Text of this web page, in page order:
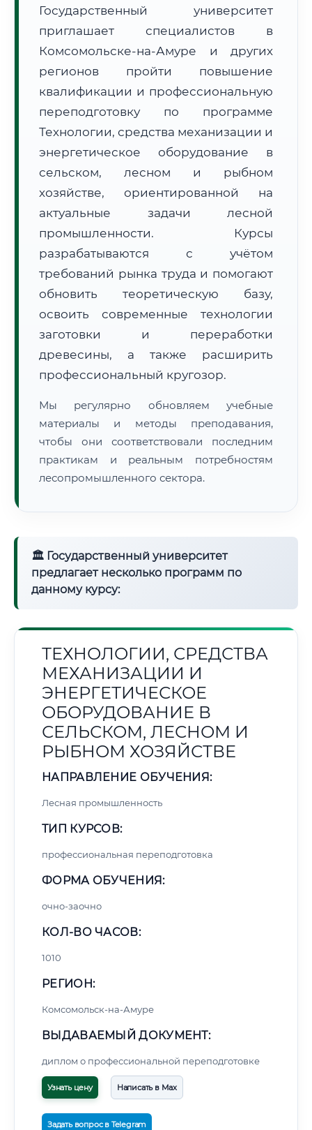
Расчет логистики оригиналов:
• Маршрут транзита: ~3 577 км
• Экспресс-доставка СДЭК / Почтой:
Нажмите на документ для увеличения и просмотра
Государственный университет
приглашает специалистов в
Комсомольске-на-Амуре и других
регионов пройти повышение
квалификации и профессиональную
переподготовку по программе
Технологии, средства механизации и
энергетическое оборудование в
сельском, лесном и рыбном
хозяйстве, ориентированной на
актуальные задачи лесной
промышленности. Курсы
разрабатываются с учётом
требований рынка труда и помогают
обновить теоретическую базу,
освоить современные технологии
заготовки и переработки
древесины, а также расширить
профессиональный кругозор.
Мы регулярно обновляем учебные
материалы и методы преподавания,
чтобы они соответствовали последним
практикам и реальным потребностям
лесопромышленного сектора.
🏛 Государственный университет
предлагает несколько программ по
данному курсу:
ТЕХНОЛОГИИ, СРЕДСТВА
МЕХАНИЗАЦИИ И
ЭНЕРГЕТИЧЕСКОЕ
ОБОРУДОВАНИЕ В
СЕЛЬСКОМ, ЛЕСНОМ И
РЫБНОМ ХОЗЯЙСТВЕ
НАПРАВЛЕНИЕ ОБУЧЕНИЯ:
Лесная промышленность
ТИП КУРСОВ:
профессиональная переподготовка
ФОРМА ОБУЧЕНИЯ:
очно-заочно
КОЛ-ВО ЧАСОВ:
1010
РЕГИОН:
Комсомольск-на-Амуре
ВЫДАВАЕМЫЙ ДОКУМЕНТ:
диплом о профессиональной переподготовке
Узнать цену Написать в Max
Задать вопрос в Telegram